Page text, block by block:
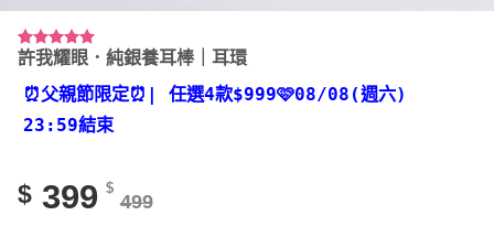
評分5.00
9
位顧客進行
評分
許我耀眼．純銀養耳棒｜耳環
⏰父親節限定⏰ | 任選4款$999🩷08/08(週六)
23:59結束
$ 399 $
499